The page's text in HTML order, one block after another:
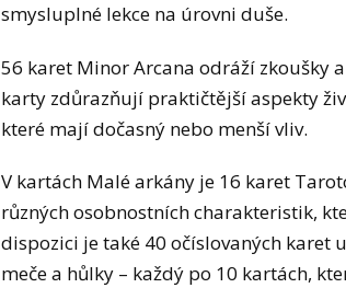
smysluplné lekce na úrovni duše.
56 karet Minor Arcana odráží zkoušky
karty zdůrazňují praktičtější aspekty
které mají dočasný nebo menší vliv.
V kartách Malé arkány je 16 karet
různých osobnostních charakteristik,
dispozici je také 40 očíslovaných karet
meče a hůlky – každý po 10 kartách,